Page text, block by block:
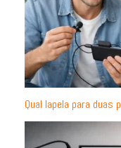
Qual lapela para duas